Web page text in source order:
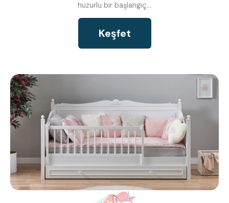
huzurlu bir başlangıç…
Keşfet